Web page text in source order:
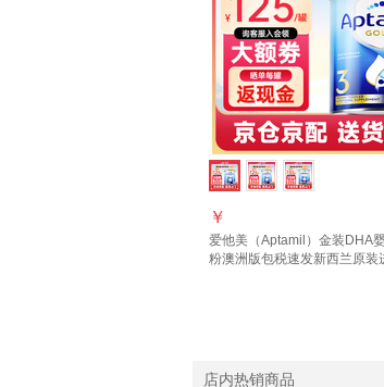
￥
爱他美（Aptamil）金装DHA
粉澳洲版包税速发新西兰原装
店内热销商品